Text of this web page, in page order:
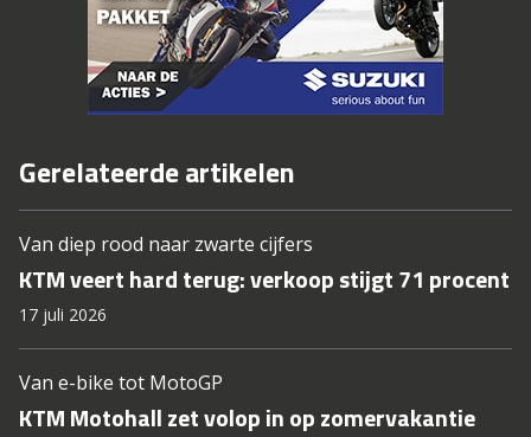
Gerelateerde artikelen
Van diep rood naar zwarte cijfers
KTM veert hard terug: verkoop stijgt 71 procent
17 juli 2026
Van e-bike tot MotoGP
KTM Motohall zet volop in op zomervakantie